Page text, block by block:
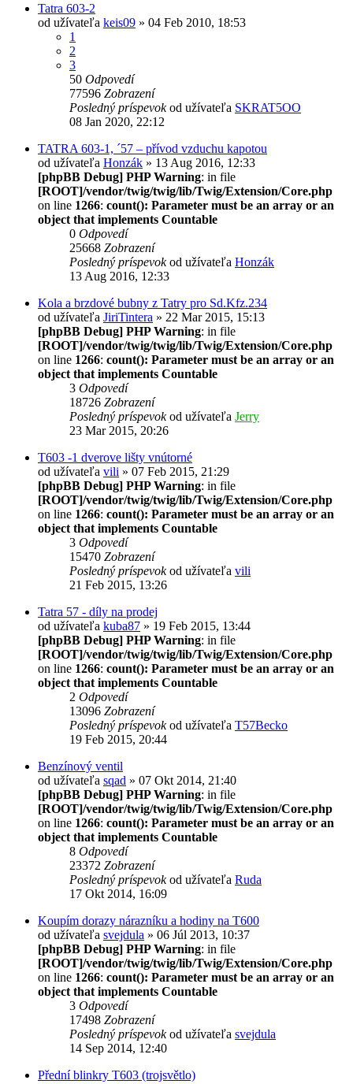
Tatra 603-2
od užívateľa keis09 » 04 Feb 2010, 18:53
1
2
3
50 Odpovedí
77596 Zobrazení
Posledný príspevokod užívateľa SKRAT5OO
08 Jan 2020, 22:12
TATRA 603-1, ´57 – přívod vzduchu kapotou
od užívateľa Honzák » 13 Aug 2016, 12:33
[phpBB Debug] PHP Warning: in file
[ROOT]/vendor/twig/twig/lib/Twig/Extension/Core.php
on line 1266: count(): Parameter must be an array or an
object that implements Countable
0 Odpovedí
25668 Zobrazení
Posledný príspevokod užívateľa Honzák
13 Aug 2016, 12:33
Kola a brzdové bubny z Tatry pro Sd.Kfz.234
od užívateľa JiriTintera » 22 Mar 2015, 15:13
[phpBB Debug] PHP Warning: in file
[ROOT]/vendor/twig/twig/lib/Twig/Extension/Core.php
on line 1266: count(): Parameter must be an array or an
object that implements Countable
3 Odpovedí
18726 Zobrazení
Posledný príspevokod užívateľa Jerry
23 Mar 2015, 20:26
T603 -1 dverove lišty vnútorné
od užívateľa vili » 07 Feb 2015, 21:29
[phpBB Debug] PHP Warning: in file
[ROOT]/vendor/twig/twig/lib/Twig/Extension/Core.php
on line 1266: count(): Parameter must be an array or an
object that implements Countable
3 Odpovedí
15470 Zobrazení
Posledný príspevokod užívateľa vili
21 Feb 2015, 13:26
Tatra 57 - díly na prodej
od užívateľa kuba87 » 19 Feb 2015, 13:44
[phpBB Debug] PHP Warning: in file
[ROOT]/vendor/twig/twig/lib/Twig/Extension/Core.php
on line 1266: count(): Parameter must be an array or an
object that implements Countable
2 Odpovedí
13096 Zobrazení
Posledný príspevokod užívateľa T57Becko
19 Feb 2015, 20:44
Benzínový ventil
od užívateľa sqad » 07 Okt 2014, 21:40
[phpBB Debug] PHP Warning: in file
[ROOT]/vendor/twig/twig/lib/Twig/Extension/Core.php
on line 1266: count(): Parameter must be an array or an
object that implements Countable
8 Odpovedí
23372 Zobrazení
Posledný príspevokod užívateľa Ruda
17 Okt 2014, 16:09
Koupím dorazy nárazníku a hodiny na T600
od užívateľa svejdula » 06 Júl 2013, 10:37
[phpBB Debug] PHP Warning: in file
[ROOT]/vendor/twig/twig/lib/Twig/Extension/Core.php
on line 1266: count(): Parameter must be an array or an
object that implements Countable
3 Odpovedí
17498 Zobrazení
Posledný príspevokod užívateľa svejdula
14 Sep 2014, 12:40
Přední blinkry T603 (trojsvětlo)